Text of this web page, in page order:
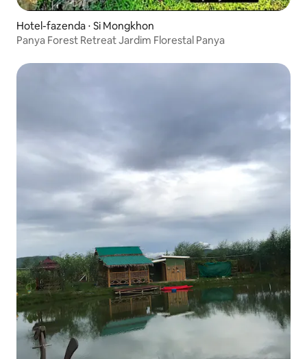
Hotel-fazenda ⋅ Si Mongkhon
Panya Forest Retreat Jardim Florestal Panya